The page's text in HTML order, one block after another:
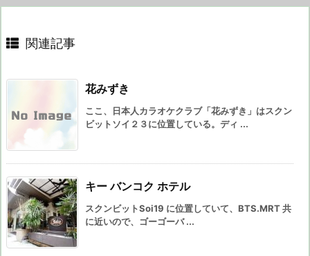
関連記事
花みずき
ここ、日本人カラオケクラブ「花みずき」はスクン
ビットソイ２３に位置している。ディ ...
キー バンコク ホテル
スクンビットSoi19 に位置していて、BTS.MRT 共
に近いので、ゴーゴーバ ...